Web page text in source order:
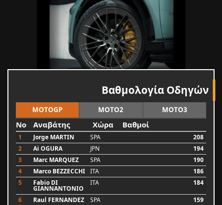
Βαθμολογία Οδηγών
MOTOGP MOTO2 MOTO3
No Αναβάτης Χώρα Βαθμοί
1 Jorge MARTIN SPA
208
2
Ai OGURA JPN
194
3
Marc MARQUEZ SPA
190
4
Marco BEZZECCHI ITA
186
5
Fabio DI
GIANNANTONIO
ITA 184
6 Raul FERNANDEZ SPA
159